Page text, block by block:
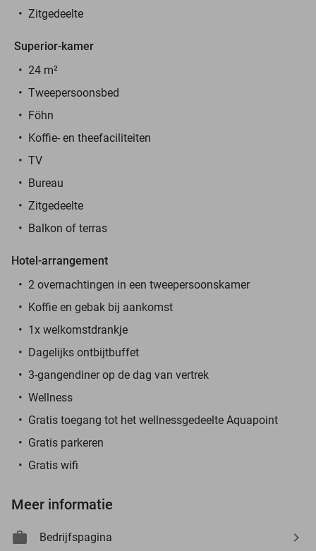
Zitgedeelte
Superior-kamer
24 m²
Tweepersoonsbed
Föhn
Koffie- en theefaciliteiten
TV
Bureau
Zitgedeelte
Balkon of terras
Hotel-arrangement
2 overnachtingen in een tweepersoonskamer
Koffie en gebak bij aankomst
1x welkomstdrankje
Dagelijks ontbijtbuffet
3-gangendiner op de dag van vertrek
Wellness
Gratis toegang tot het wellnessgedeelte Aquapoint
Gratis parkeren
Gratis wifi
Meer informatie
Bedrijfspagina